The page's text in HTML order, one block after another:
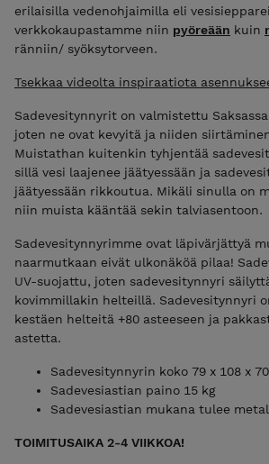
erilaisilla vedenohjaimilla eli
verkkokaupastamme niin pyöreään kuin
ränniin/ syöksytorveen.
Tsekkaa videolta inspiraatiota
Sadevesitynnyrit on valmistettu
joten ne ovat kevyitä ja niiden
Muistathan kuitenkin tyhjentää
sillä vesi laajenee jäätyessään ja
jäätyessään rikkoutua. Mikäli sinulla on
niin muista kääntää sekin talviasentoon.
Sadevesitynnyrimme ovat läpivärjättyä
naarmutkaan eivät ulkonäköä pilaa!
UV-suojattu, joten sadevesitynnyri
kovimmillakin helteillä. Sadevesitynnyri
kestäen helteitä +80 asteeseen ja
astetta.
Sadevesitynnyrin koko 79 x 108 x
Sadevesiastian paino 15 kg
Sadevesiastian mukana tulee
TOIMITUSAIKA 2-4 VIIKKOA!